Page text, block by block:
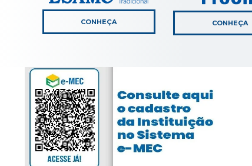
CONHEÇA CONHEÇA